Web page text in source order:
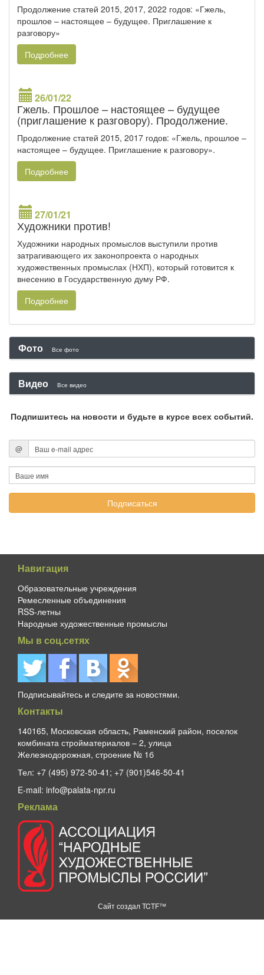
Продолжение статей 2015, 2017, 2022 годов: «Гжель,
прошлое – настоящее – будущее. Приглашение к
разговору»
Подробнее
26/01/22
Гжель. Прошлое – настоящее – будущее
(приглашение к разговору). Продолжение.
Продолжение статей 2015, 2017 годов: «Гжель, прошлое –
настоящее – будущее. Приглашение к разговору».
Подробнее
27/01/21
Художники против!
Художники народных промыслов выступили против
затрагивающего их законопроекта о народных
художественных промыслах (НХП), который готовится к
внесению в Государственную думу РФ.
Подробнее
Фото Все фото
Видео Все видео
Подпишитесь на новости и будьте в курсе всех событий.
@
Навигация
Образовательные учреждения
Ремесленные объединения
RSS-летны
Народные художественные промыслы
Мы в соц.сетях
Подписывайтесь и следите за новостями.
Контакты
140165, Московская область, Раменский район, поселок
комбината стройматериалов – 2, улица
Железнодорожная, строение № 1б
Тел: +7 (495) 972-50-41; +7 (901)546-50-41
E-mail: info@palata-npr.ru
Реклама
Сайт создалTCTF™